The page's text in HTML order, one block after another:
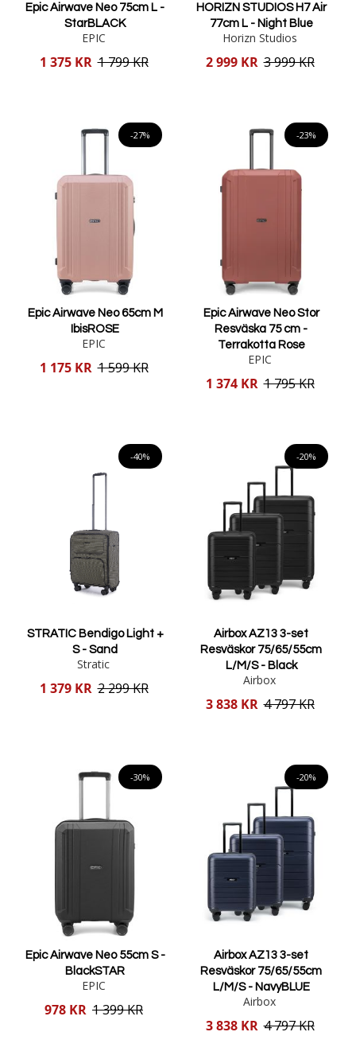
Epic Airwave Neo 75cm L -
StarBLACK
EPIC
Reducerat
1 375 KR 1 799 KR
HORIZN STUDIOS H7 Air
77cm L - Night Blue
Horizn Studios
Reducerat
2 999 KR 3 999 KR
-27%
Epic Airwave Neo 65cm M
IbisROSE
EPIC
Reducerat
1 175 KR 1 599 KR
-23%
Epic Airwave Neo Stor
Resväska 75 cm -
Terrakotta Rose
EPIC
Reducerat
1 374 KR 1 795 KR
-40%
STRATIC Bendigo Light +
S - Sand
Stratic
Reducerat
1 379 KR 2 299 KR
-20%
Airbox AZ13 3-set
Resväskor 75/65/55cm
L/M/S - Black
Airbox
Reducerat
3 838 KR 4 797 KR
-30%
Epic Airwave Neo 55cm S -
BlackSTAR
EPIC
Reducerat
978 KR 1 399 KR
-20%
Airbox AZ13 3-set
Resväskor 75/65/55cm
L/M/S - NavyBLUE
Airbox
Reducerat
3 838 KR 4 797 KR